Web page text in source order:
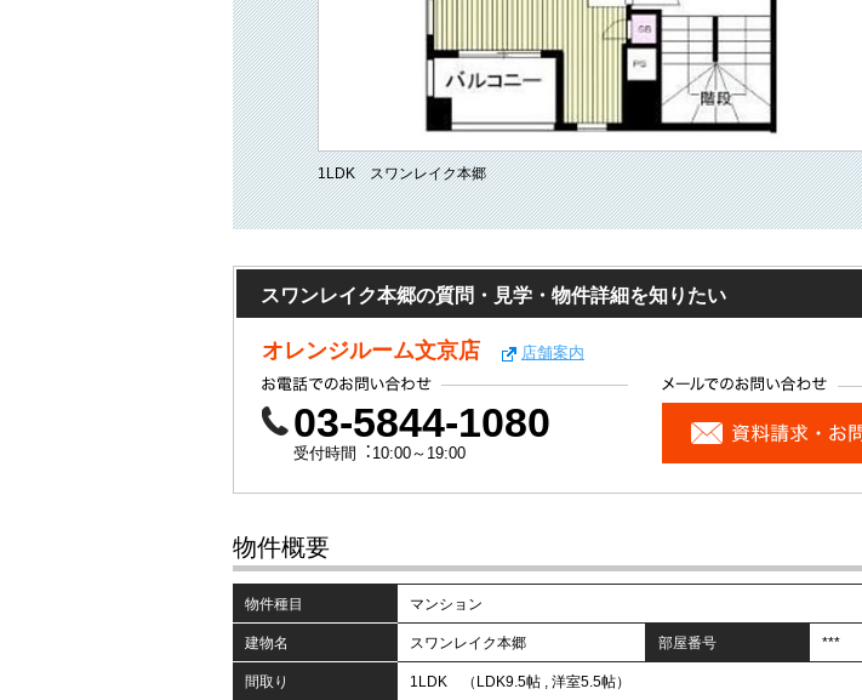
1LDK スワンレイク本郷
スワンレイク本郷の質問・見学・物件詳細を知りたい
オレンジルーム文京店 店舗案内
03-5844-1080
受付時間︓10:00～19:00
物件概要
物件種目 マンション
建物名 スワンレイク本郷 部屋番号 ***
間取り 1LDK （LDK9.5帖 , 洋室5.5帖）